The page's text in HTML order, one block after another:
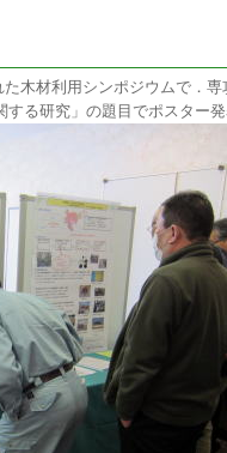
木材利用シンポジウムで．
る研究」の題目でポスター